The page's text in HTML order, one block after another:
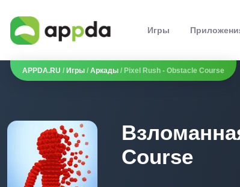
Игры
APPDA.RU / Игры / Аркады / Pixel Rush - Obstacle Course
Course